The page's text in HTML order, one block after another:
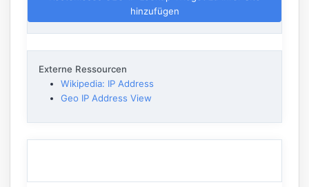
hinzufügen
Externe Ressourcen
Wikipedia: IP Address
Geo IP Address View